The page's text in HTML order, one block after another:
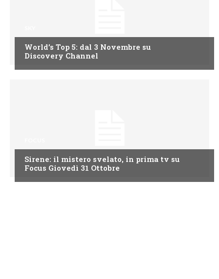
World’s Top 5: dal 3 Novembre su
Discovery Channel
Sirene: il mistero svelato, in prima tv su
Focus Giovedì 31 Ottobre